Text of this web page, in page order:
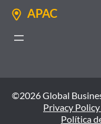
APAC
©2026 Global
Privacy Policy
Política